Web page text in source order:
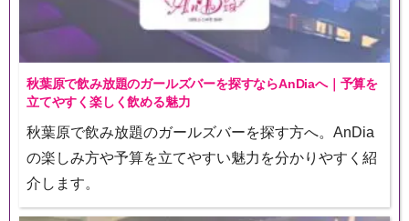
秋葉原で飲み放題のガールズバーを探すならAnDiaへ｜予算を
立てやすく楽しく飲める魅力
秋葉原で飲み放題のガールズバーを探す方へ。AnDia
の楽しみ方や予算を立てやすい魅力を分かりやすく紹
介します。